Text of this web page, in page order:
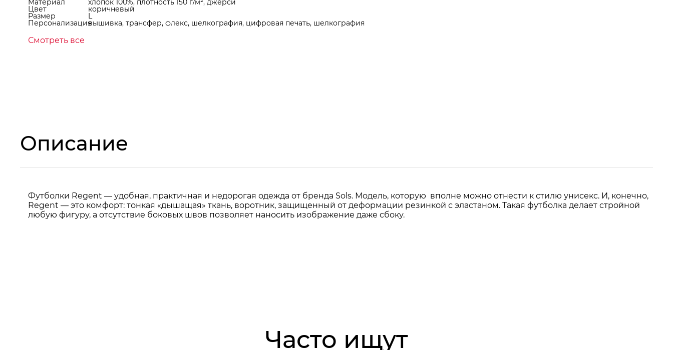
Материал хлопок 100%, плотность 150 г/м², джерси
Цвет коричневый
Размер L
Персонализациявышивка, трансфер, флекс, шелкография, цифровая печать, шелкография
Смотреть все
Описание
Футболки Regent — удобная, практичная и недорогая одежда от бренда Sols. Модель, которую вполне можно отнести к стилю унисекс. И, конечно,
Regent — это комфорт: тонкая «дышащая» ткань, воротник, защищенный от деформации резинкой с эластаном. Такая футболка делает стройной
любую фигуру, а отсутствие боковых швов позволяет наносить изображение даже сбоку.
Часто ищут